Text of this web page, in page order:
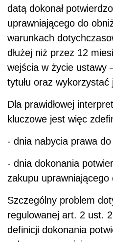
datą dokonał
uprawniającego do
warunkach
dłużej niż przez 12
wejścia w życie ustawy
tytułu oraz wykorzystać
Dla prawidłowej
kluczowe jest więc
- dnia nabycia prawa do
- dnia dokonania
zakupu uprawniającego
Szczególny problem
regulowanej art. 2 ust.
definicji dokonania